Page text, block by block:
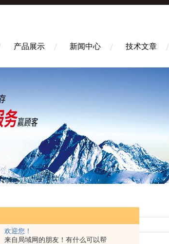
欢迎您！
来自局域网的朋友！有什么可以帮
产品展示 新闻中心 技术文章